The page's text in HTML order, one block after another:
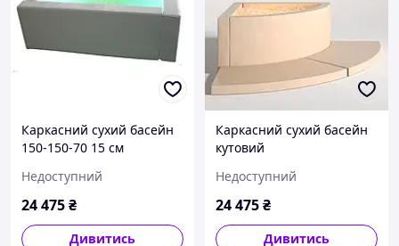
Каркасний сухий басейн
150-150-70 15 см
Недоступний
24 475₴
Дивитись
Каркасний сухий басейн
кутовий
Недоступний
24 475₴
Дивитись